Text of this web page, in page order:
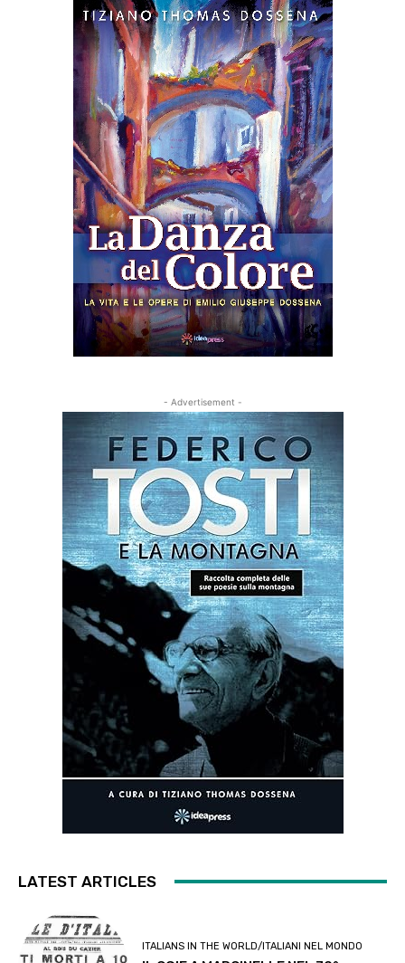
- Advertisement -
LATEST ARTICLES
ITALIANS IN THE WORLD/ITALIANI NEL MONDO